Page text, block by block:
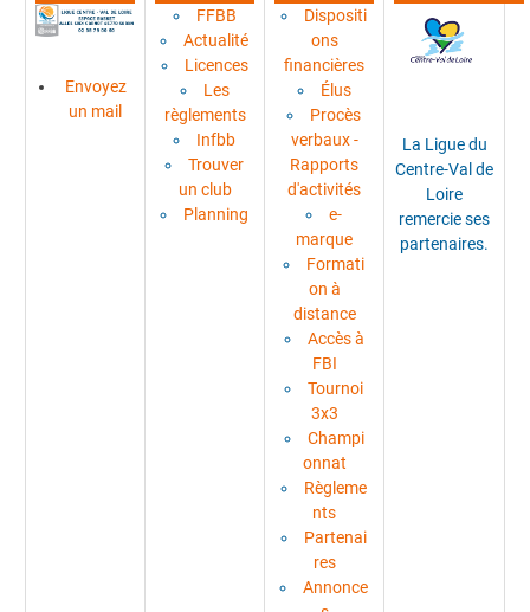
Envoyez
un mail
FFBB
Actualité
Licences
Les
règlements
Infbb
Trouver
un club
Planning
Dispositi
ons
financières
Élus
Procès
verbaux -
Rapports
d'activités
e-
marque
Formati
on à
distance
Accès à
FBI
Tournoi
3x3
Champi
onnat
Règleme
nts
Partenai
res
Annonce
La Ligue du
Centre-Val de
Loire
remercie ses
partenaires.